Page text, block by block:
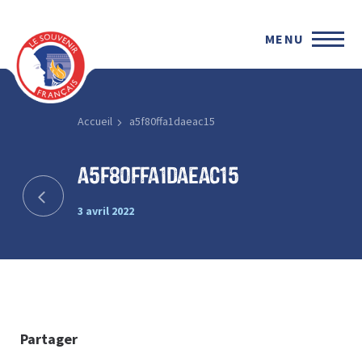
MENU
Accueil a5f80ffa1daeac15
a5f80ffa1daeac15
3 avril 2022
Partager